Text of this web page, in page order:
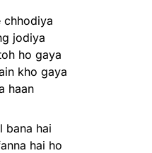
chhodiya
jodiya
ho gaya
kho gaya
haan
bana hai
hai ho